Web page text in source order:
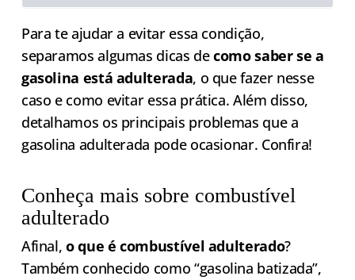
Para te ajudar a evitar essa condição,
separamos algumas dicas decomo saber se a
gasolina está adulterada, o que fazer nesse
caso e como evitar essa prática. Além disso,
detalhamos os principais problemas que a
gasolina adulterada pode ocasionar. Confira!
Conheça mais sobre combustível
adulterado
Afinal, o que é combustível adulterado?
Também conhecido como “gasolina batizada”,